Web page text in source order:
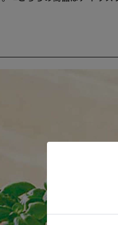
にも花を咲かせ実をつけま
※ご確認